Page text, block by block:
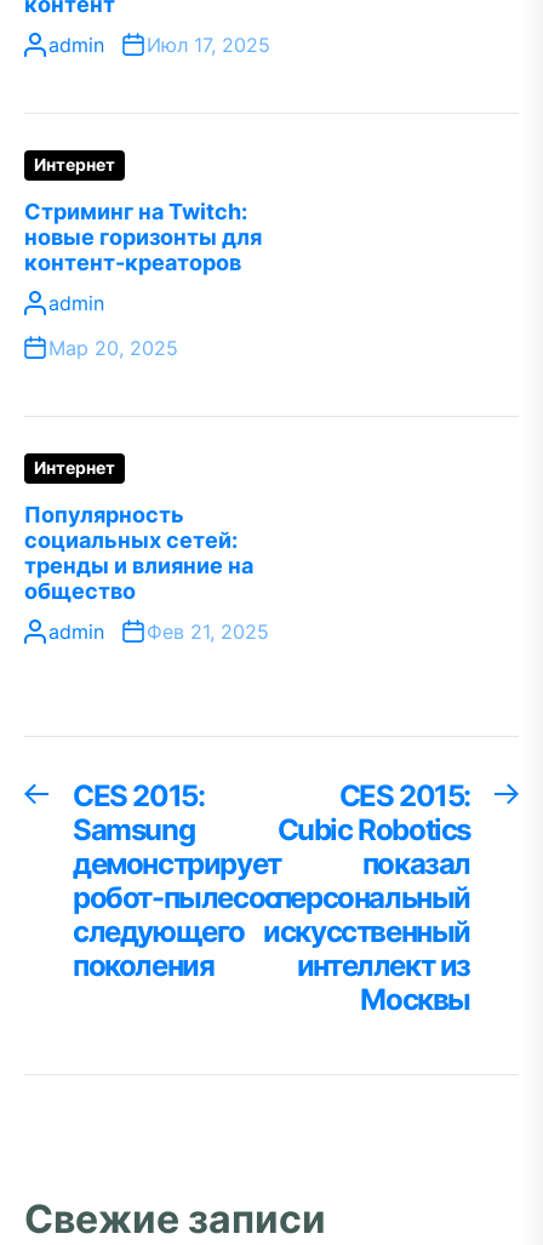
admin Июл 17, 2025
Интернет
Стриминг на Twitch:
новые горизонты для
контент-креаторов
admin
Мар 20, 2025
Интернет
Популярность
социальных сетей:
тренды и влияние на
общество
admin Фев 21, 2025
Навигация
записям
Предыдущая
запись:
CES 2015:
Samsung
демонстрирует
робот-пылесос
следующего
поколения
CES 2015:
Cubic Robotics
показал
персональный
искусственный
интеллект из
Москвы
Свежие записи